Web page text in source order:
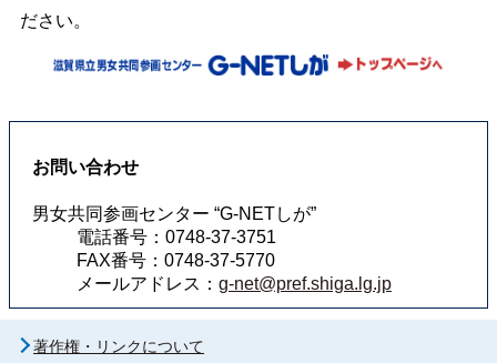
ださい。
お問い合わせ
男女共同参画センター “G-NETしが”
電話番号：0748-37-3751
FAX番号：0748-37-5770
メールアドレス： g-net@pref.shiga.lg.jp
著作権・リンクについて